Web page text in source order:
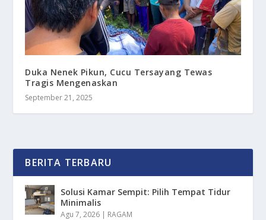
Duka Nenek Pikun, Cucu Tersayang Tewas
Tragis Mengenaskan
September 21, 2025
BERITA TERBARU
Solusi Kamar Sempit: Pilih Tempat Tidur
Minimalis
Agu 7, 2026 | RAGAM